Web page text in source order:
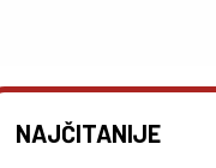
NAJČITANIJE